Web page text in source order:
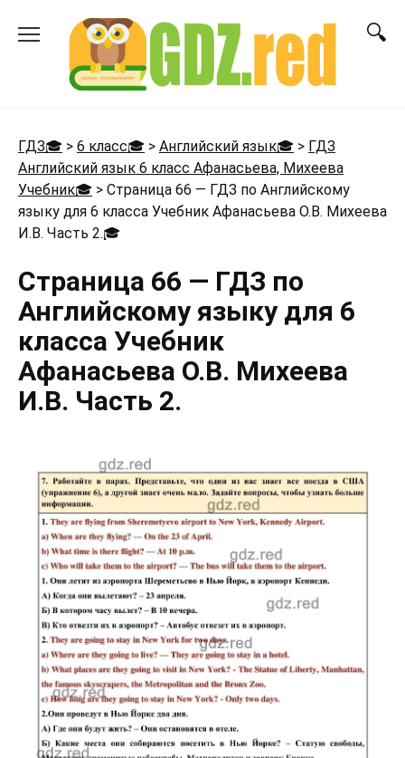
ГДЗ🎓 > 6 класс🎓 > Английский язык🎓 > ГДЗ
Английский язык 6 класс Афанасьева, Михеева
Учебник🎓 > Страница 66 — ГДЗ по Английскому
языку для 6 класса Учебник Афанасьева О.В. Михеева
И.В. Часть 2.🎓
Страница 66 — ГДЗ по
Английскому языку для 6
класса Учебник
Афанасьева О.В. Михеева
И.В. Часть 2.